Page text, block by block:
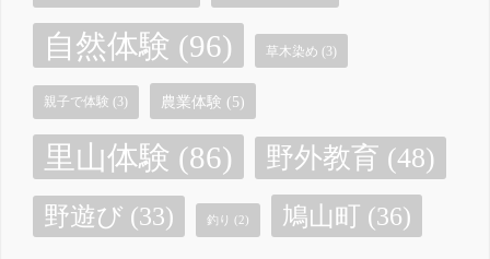
自然体験 (96) 草木染め (3)
親子で体験 (3) 農業体験 (5)
里山体験 (86) 野外教育 (48)
野遊び (33) 釣り (2) 鳩山町 (36)